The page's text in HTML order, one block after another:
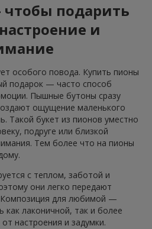
чтобы подарить
и
особого повода. Купить пионы
подарок — часто способ
Пышные бутоны сразу
ощущение маленького
Такой букет из пионов уместно
подруге или близкой
Тем более что на пионы
с теплом, заботой и
они легко передают
для любимой —
лаконичной, так и более
настроения и задумки.